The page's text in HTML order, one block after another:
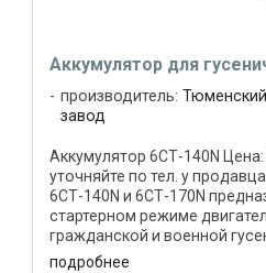
Аккумулятор для
производитель:
завод
Аккумулятор 6СТ-140N
уточняйте по тел. у
6СТ-140N и 6СТ-170N
стартерном режиме
гражданской и военной
аккумулятора изготовлен из ...
подробнее